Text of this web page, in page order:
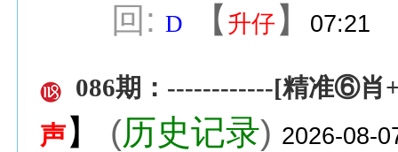
回: D 【 升仔 】 07:21
086期：------------[精准⑥肖
声 】 (历史记录) 2026-08-